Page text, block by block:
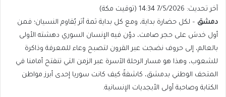
آخر
تحديث:
7/5/2026
14:34
(توقيت
مكة)
آخر تحديث: 7/5/2026 14:34 (توقيت مكة)
دمشق – لكل حضارة بداية، ومع كل بداية ثمة أثر يُقاوم النسيان؛ فمن
أول خدش على حجر صامت، دوّن فيه الإنسان السوري دهشته الأولى
بالعالم، إلى حروف نضجت عبر القرون لتصبح وعاء للمعرفة وذاكرة
للشعوب، وهذا هو مسار الرحلة الآسرة عبر الزمن التي تنفتح أمامنا في
المتحف الوطني بدمشق، كاشفةً كيف كانت سوريا إحدى أبرز مواطن
الكتابة وصاحبة أولى الأبجديات الإنسانية.